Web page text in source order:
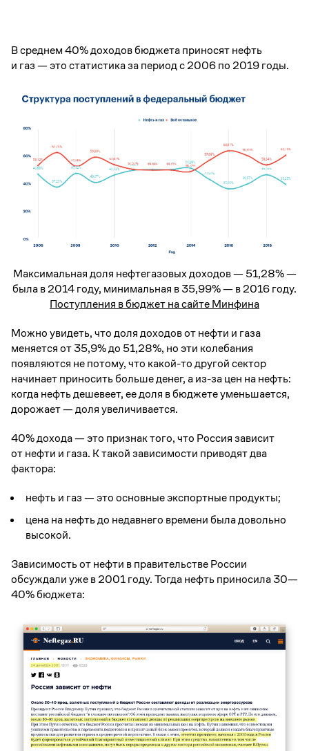
В среднем 40% доходов бюджета приносят нефть
и газ — это статистика за период с 2006 по 2019 годы.
Максимальная доля нефтегазовых доходов — 51,28% —
была в 2014 году, минимальная в 35,99% — в 2016 году.
Поступления в бюджет на сайте Минфина
Можно увидеть, что доля доходов от нефти и газа
меняется от 35,9% до 51,28%, но эти колебания
появляются не потому, что какой-то другой сектор
начинает приносить больше денег, а из-за цен на нефть:
когда нефть дешевеет, ее доля в бюджете уменьшается,
дорожает — доля увеличивается.
40% дохода — это признак того, что Россия зависит
от нефти и газа. К такой зависимости приводят два
фактора:
нефть и газ — это основные экспортные продукты;
цена на нефть до недавнего времени была довольно
высокой.
Зависимость от нефти в правительстве России
обсуждали уже в 2001 году. Тогда нефть приносила 30—
40% бюджета: